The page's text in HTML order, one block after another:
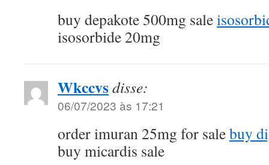
buy depakote 500mg sale
isosorbide 20mg
Wkccvsdisse:
06/07/2023 às 17:21
order imuran 25mg for salebuy
buy micardis sale